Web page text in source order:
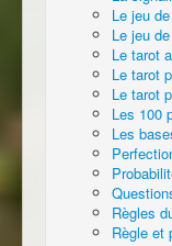
Le jeu
Le jeu
Le tarot
Le tarot
Le tarot
Les 100
Les
Règles
Règle et